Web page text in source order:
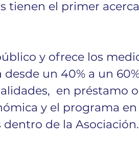
tienen el primer
y ofrece los
un 40% a un
en préstamo
y el programa en
de la Asociación.